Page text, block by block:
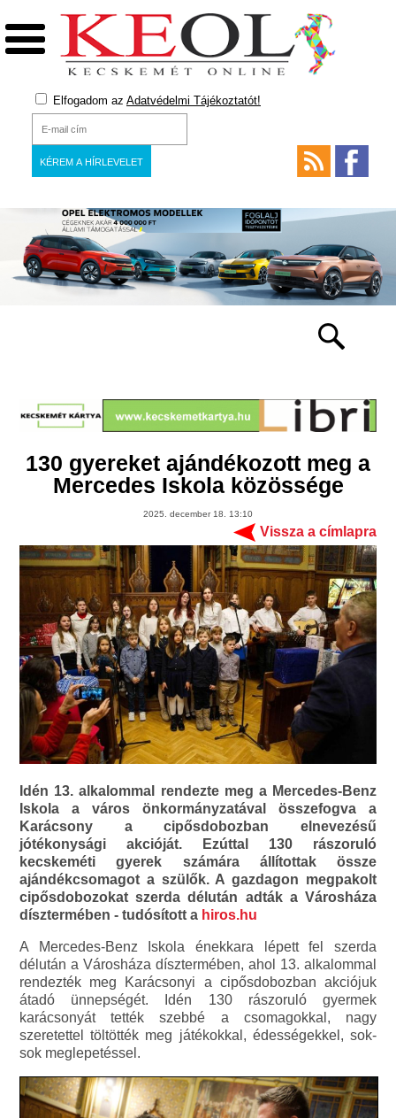
Elfogadom az Adatvédelmi Tájékoztatót!
130 gyereket ajándékozott meg a
Mercedes Iskola közössége
2025. december 18. 13:10
Vissza a címlapra
Idén 13. alkalommal rendezte meg a Mercedes-Benz
Iskola a város önkormányzatával összefogva a
Karácsony a cipősdobozban elnevezésű
jótékonysági akcióját. Ezúttal 130 rászoruló
kecskeméti gyerek számára állítottak össze
ajándékcsomagot a szülők. A gazdagon megpakolt
cipősdobozokat szerda délután adták a Városháza
dísztermében - tudósított a hiros.hu
A Mercedes-Benz Iskola énekkara lépett fel szerda
délután a Városháza dísztermében, ahol 13. alkalommal
rendezték meg Karácsonyi a cipősdobozban akciójuk
átadó ünnepségét. Idén 130 rászoruló gyermek
karácsonyát tették szebbé a csomagokkal, nagy
szeretettel töltötték meg játékokkal, édességekkel, sok-
sok meglepetéssel.